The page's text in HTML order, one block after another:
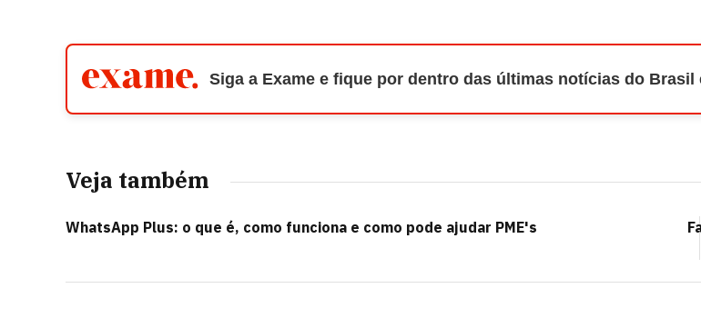
Siga a Exame e fique por dentro das últimas notícias do Brasil
Veja também
WhatsApp Plus: o que é, como funciona e como pode ajudar PME's